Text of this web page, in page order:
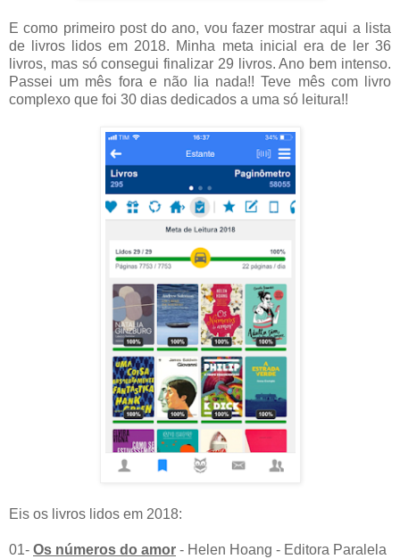
E como primeiro post do ano, vou fazer mostrar aqui a lista
de livros lidos em 2018. Minha meta inicial era de ler 36
livros, mas só consegui finalizar 29 livros. Ano bem intenso.
Passei um mês fora e não lia nada!! Teve mês com livro
complexo que foi 30 dias dedicados a uma só leitura!!
Eis os livros lidos em 2018:
01- Os números do amor - Helen Hoang - Editora Paralela